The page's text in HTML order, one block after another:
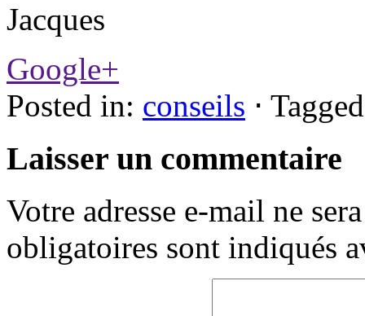
Jacques
Google+
Posted in: conseils ⋅
Laisser un commentaire
Votre adresse e-mail ne
obligatoires sont indiqués